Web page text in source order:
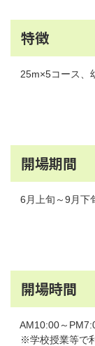
特徴
25m×5コース、
開場期間
6月上旬～9月下
開場時間
AM10:00～
※学校授業等で